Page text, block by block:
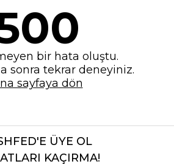
bir hata oluştu.
sonra tekrar deneyiniz.
sayfaya dön
ÜYE OL
KAÇIRMA!